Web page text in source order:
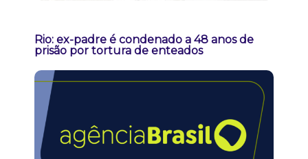
Rio: ex-padre é condenado a 48 anos de
prisão por tortura de enteados